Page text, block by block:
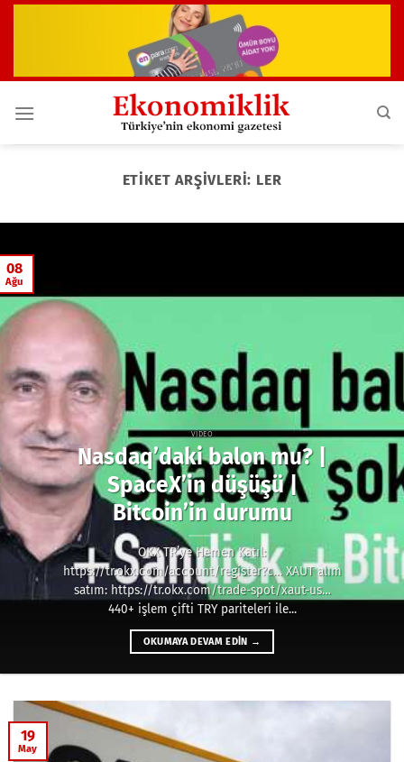
ETIKET ARŞIVLERI: LER
VIDEO
Nasdaq’daki balon mu? |
SpaceX’in düşüşü |
Bitcoin’in durumu
OKX TR’ye Hemen Katıl:
https://tr.okx.com/account/register?c… XAUT alım
satım: https://tr.okx.com/trade-spot/xaut-us…
440+ işlem çifti TRY pariteleri ile...
OKUMAYA DEVAM EDIN →
08
Ağu
19
May